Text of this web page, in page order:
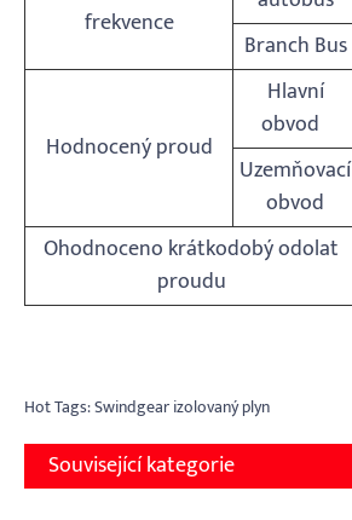
frekvence
Branch Bus
Hodnocený proud
Hlavní
obvod
Uzemňovací
obvod
Ohodnoceno krátkodobý odolat
proudu
Hot Tags: Swindgear izolovaný plyn
Související kategorie